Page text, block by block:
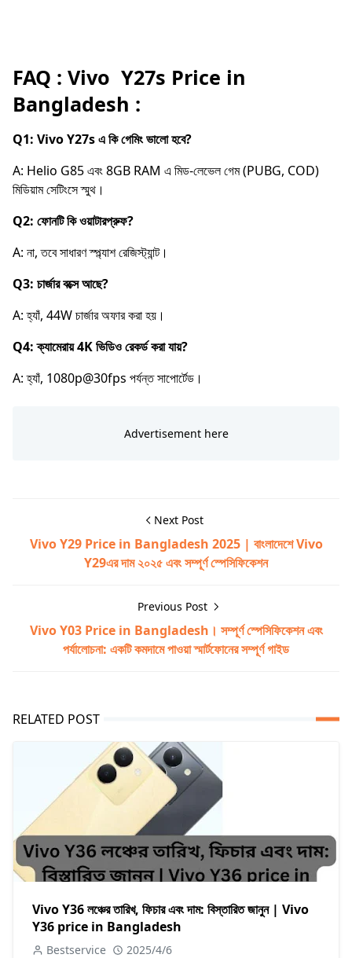
FAQ : Vivo Y27s Price in
Bangladesh :
Q1: Vivo Y27s এ কি গেমিং ভালো হবে?
A: Helio G85 এবং 8GB RAM এ মিড-লেভেল গেম (PUBG, COD)
মিডিয়াম সেটিংসে স্মুথ।
Q2: ফোনটি কি ওয়াটারপ্রুফ?
A: না, তবে সাধারণ স্প্ল্যাশ রেজিস্ট্যান্ট।
Q3: চার্জার বক্সে আছে?
A: হ্যাঁ, 44W চার্জার অফার করা হয়।
Q4: ক্যামেরায় 4K ভিডিও রেকর্ড করা যায়?
A: হ্যাঁ, 1080p@30fps পর্যন্ত সাপোর্টেড।
Next Post
Vivo Y29 Price in Bangladesh 2025 | বাংলাদেশে Vivo
Y29এর দাম ২০২৫ এবং সম্পূর্ণ স্পেসিফিকেশন
Previous Post
Vivo Y03 Price in Bangladesh। সম্পূর্ণ স্পেসিফিকেশন এবং
পর্যালোচনা: একটি কমদামে পাওয়া স্মার্টফোনের সম্পূর্ণ গাইড
RELATED POST
Vivo Y36 লঞ্চের তারিখ, ফিচার এবং দাম: বিস্তারিত জানুন | Vivo
Y36 price in Bangladesh
Bestservice 2025/4/6